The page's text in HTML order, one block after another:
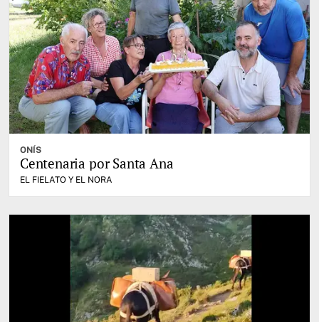
ONÍS
Centenaria por Santa Ana
EL FIELATO Y EL NORA